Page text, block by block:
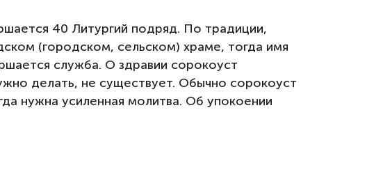
40 Литургий подряд. По традиции,
(городском, сельском) храме, тогда имя
служба. О здравии сорокоуст
делать, не существует. Обычно сорокоуст
нужна усиленная молитва. Об упокоении